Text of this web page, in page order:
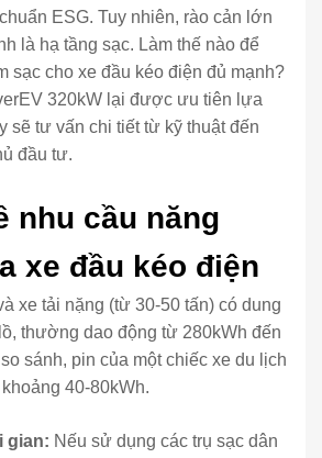
ESG. Tuy nhiên, rào cản lớn
là hạ tầng sạc. Làm thế nào để
sạc cho xe đầu kéo điện đủ mạnh?
320kW lại được ưu tiên lựa
sẽ tư vấn chi tiết từ kỹ thuật đến
đầu tư.
nhu cầu năng
xe đầu kéo điện
xe tải nặng (từ 30-50 tấn) có dung
thường dao động từ 280kWh đến
sánh, pin của một chiếc xe du lịch
40-80kWh.
gian: Nếu sử dụng các trụ sạc dân